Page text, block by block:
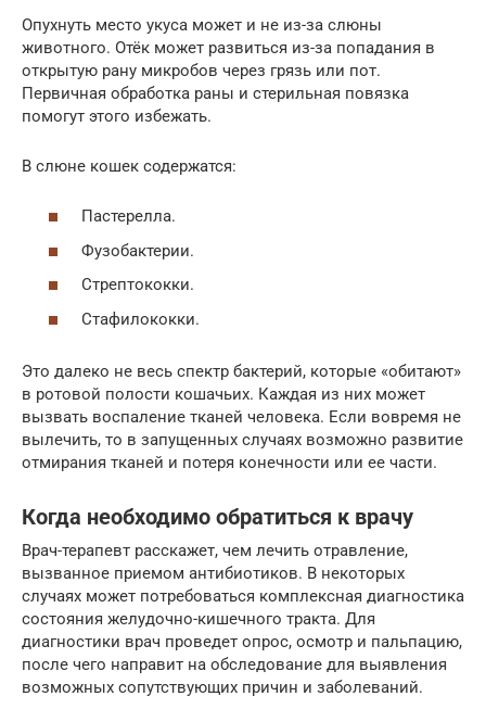
Опухнуть место укуса может и не из-за слюны
животного. Отёк может развиться из-за попадания в
открытую рану микробов через грязь или пот.
Первичная обработка раны и стерильная повязка
помогут этого избежать.
В слюне кошек содержатся:
Пастерелла.
Фузобактерии.
Стрептококки.
Стафилококки.
Это далеко не весь спектр бактерий, которые «обитают»
в ротовой полости кошачьих. Каждая из них может
вызвать воспаление тканей человека. Если вовремя не
вылечить, то в запущенных случаях возможно развитие
отмирания тканей и потеря конечности или ее части.
Когда необходимо обратиться к врачу
Врач-терапевт расскажет, чем лечить отравление,
вызванное приемом антибиотиков. В некоторых
случаях может потребоваться комплексная диагностика
состояния желудочно-кишечного тракта. Для
диагностики врач проведет опрос, осмотр и пальпацию,
после чего направит на обследование для выявления
возможных сопутствующих причин и заболеваний.